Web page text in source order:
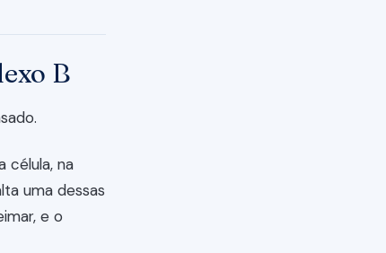
B
célula, na
uma dessas
e o